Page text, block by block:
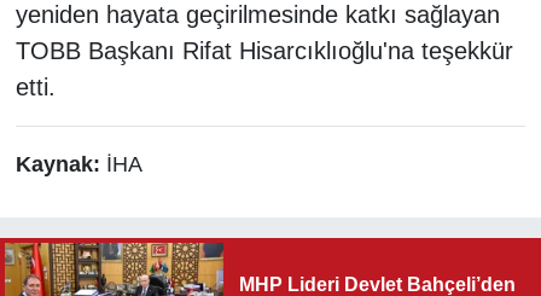
yeniden hayata geçirilmesinde katkı sağlayan
TOBB Başkanı Rifat Hisarcıklıoğlu'na teşekkür
etti.
Kaynak: İHA
MHP Lideri Devlet Bahçeli’den